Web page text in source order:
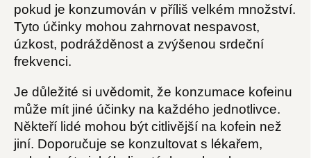
pokud je konzumován v příliš velkém množství.
Tyto účinky mohou zahrnovat nespavost,
úzkost, podrážděnost a zvýšenou srdeční
frekvenci.
Je důležité si uvědomit, že konzumace kofeinu
může mít jiné účinky na každého jednotlivce.
Někteří lidé mohou být citlivější na kofein než
jiní. Doporučuje se konzultovat s lékařem,